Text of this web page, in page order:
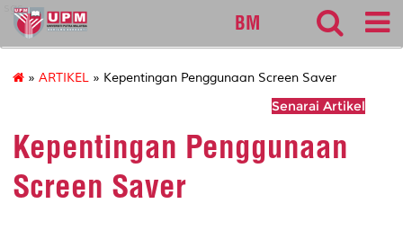
sgs
BM
» ARTIKEL » Kepentingan Penggunaan Screen Saver
Senarai Artikel
Kepentingan Penggunaan
Screen Saver